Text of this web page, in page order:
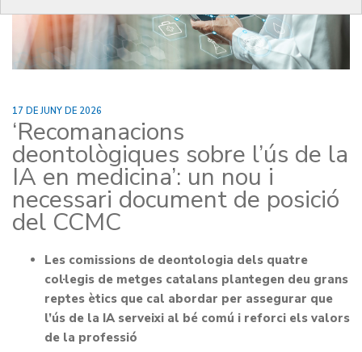
17 DE JUNY DE 2026
‘Recomanacions
deontològiques sobre l’ús de la
IA en medicina’: un nou i
necessari document de posició
del CCMC
Les comissions de deontologia dels quatre
col·legis de metges catalans plantegen deu grans
reptes ètics que cal abordar per assegurar que
l’ús de la IA serveixi al bé comú i reforci els valors
de la professió